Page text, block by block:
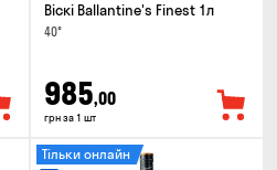
Віскі Ballantine's Finest 1л
40°
985,00
грн за 1 шт
Тільки онлайн